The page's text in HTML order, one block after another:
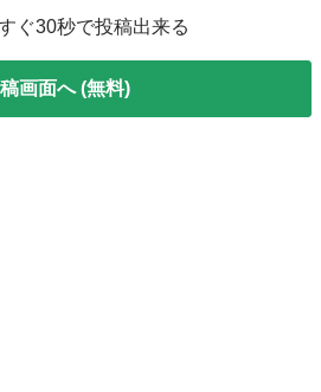
ぐ30秒で投稿出来る
画面へ (無料)